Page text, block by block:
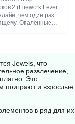
2 (Firework Fever
чем один раз
Опалённые
нужное количество
хлопушек. Но даже в
никто не мешает
заново. Всё честно и
Jewels, что
развлечение,
Это
поиграют и взрослые
в ряд для их